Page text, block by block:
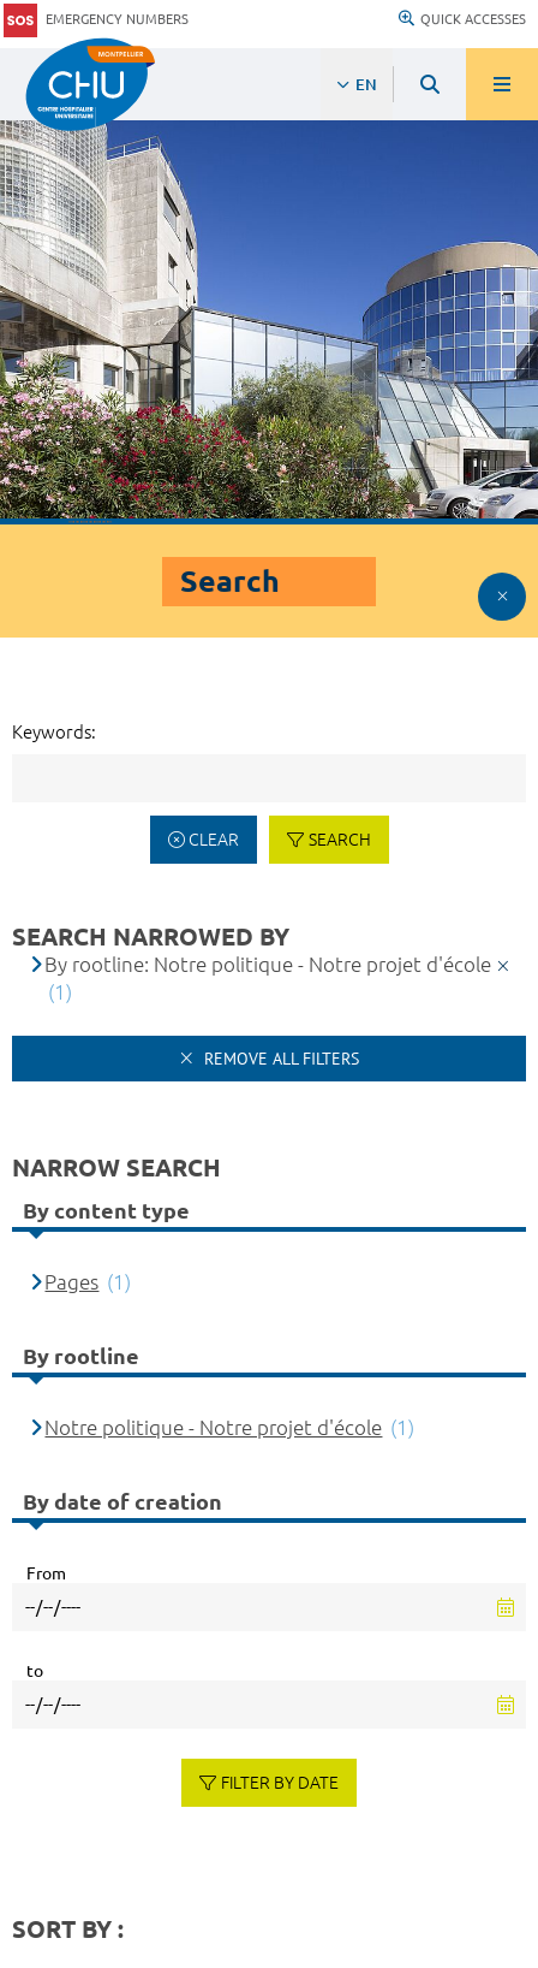
EMERGENCY NUMBERS QUICK ACCESSES
EN
Search
Keywords:
CLEAR SEARCH
SEARCH NARROWED BY
By rootline: Notre politique - Notre projet d'école
(1)
REMOVE ALL FILTERS
NARROW SEARCH
By content type
Pages (1)
By rootline
Notre politique - Notre projet d'école (1)
By date of creation
From
to
FILTER BY DATE
SORT BY :